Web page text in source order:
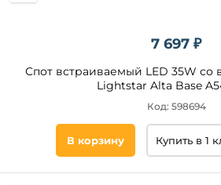
7 697 ₽
Спот встраиваемый LED 35W со
Lightstar Alta Base
Код: 598694
В корзину Купить в 1